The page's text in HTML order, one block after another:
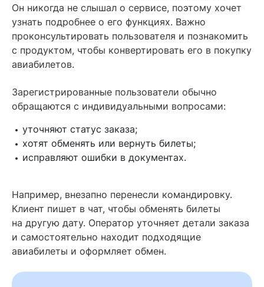
Он никогда не слышал о сервисе, поэтому хочет
узнать подробнее о его функциях. Важно
проконсультировать пользователя и познакомить
с продуктом, чтобы конвертировать его в покупку
авиабилетов.
Зарегистрированные пользователи обычно
обращаются с индивидуальными вопросами:
уточняют статус заказа;
хотят обменять или вернуть билеты;
исправляют ошибки в документах.
Например, внезапно перенесли командировку.
Клиент пишет в чат, чтобы обменять билеты
на другую дату. Оператор уточняет детали заказа
и самостоятельно находит подходящие
авиабилеты и оформляет обмен.